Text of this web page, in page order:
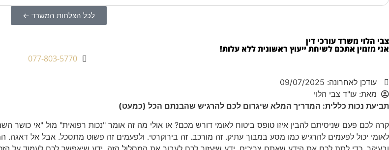
לכל הצלחות המשרד ←
צבי הלוי משרד עורכי דין
אני מזמין אתכם לשיחת ייעוץ ראשונית ללא עלות!
077-803-5770
עודכן לאחרונה: 09/07/2025
מאת: עו"ד צבי הלוי
תביעת נכות כללית: המדריך המלא שיגרום לכם להרגיש שהבנתם הכל (כמעט)
קרה לכם פעם שניסיתם להבין איזו טופס ביטוח לאומי דורש מכם? או אולי מה זה אומר "נכות רפואית" מול "אי
לאומי יכול לפעמים להרגיש כמו מסע במבוך עתיק. זה מורכב. זה בירוקרטי. ולפעמים זה פשוט מתסכל. אבל אל